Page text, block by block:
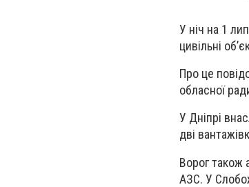
У ніч на 1
цивільні
Про це
обласної
У Дніпрі
дві
Ворог також
АЗС. У